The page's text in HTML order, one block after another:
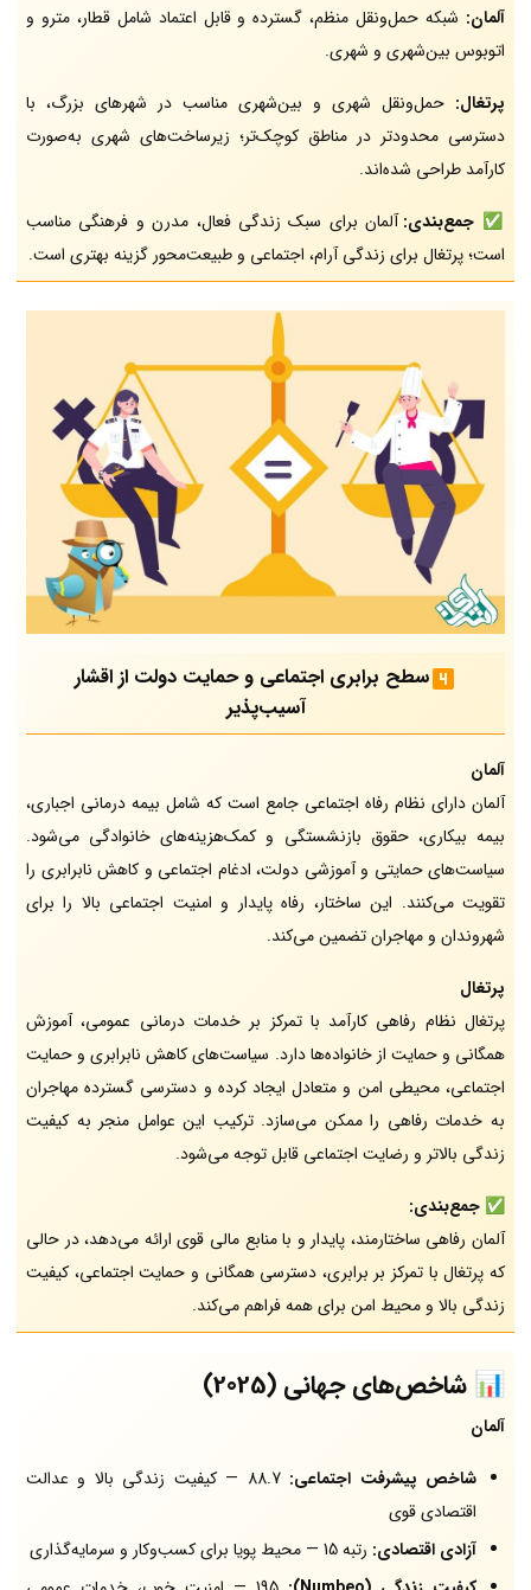
آلمان: شبکه حمل‌ونقل منظم، گسترده و قابل اعتماد شامل قطار، مترو و
اتوبوس بین‌شهری و شهری.
پرتغال: حمل‌ونقل شهری و بین‌شهری مناسب در شهرهای بزرگ، با
دسترسی محدودتر در مناطق کوچک‌تر؛ زیرساخت‌های شهری به‌صورت
کارآمد طراحی شده‌اند.
✅ جمع‌بندی:آلمان برای سبک زندگی فعال، مدرن و فرهنگی مناسب
است؛ پرتغال برای زندگی آرام، اجتماعی و طبیعت‌محور گزینه بهتری است.
سطح برابری اجتماعی و حمایت دولت از اقشار
آسیب‌پذیر
آلمان
آلمان دارای نظام رفاه اجتماعی جامع است که شامل بیمه درمانی اجباری،
بیمه بیکاری، حقوق بازنشستگی و کمک‌هزینه‌های خانوادگی می‌شود.
سیاست‌های حمایتی و آموزشی دولت، ادغام اجتماعی و کاهش نابرابری را
تقویت می‌کنند. این ساختار، رفاه پایدار و امنیت اجتماعی بالا را برای
شهروندان و مهاجران تضمین می‌کند.
پرتغال
پرتغال نظام رفاهی کارآمد با تمرکز بر خدمات درمانی عمومی، آموزش
همگانی و حمایت از خانواده‌ها دارد. سیاست‌های کاهش نابرابری و حمایت
اجتماعی، محیطی امن و متعادل ایجاد کرده و دسترسی گسترده مهاجران
به خدمات رفاهی را ممکن می‌سازد. ترکیب این عوامل منجر به کیفیت
زندگی بالاتر و رضایت اجتماعی قابل توجه می‌شود.
✅ جمع‌بندی:
آلمان رفاهی ساختارمند، پایدار و با منابع مالی قوی ارائه می‌دهد، در حالی
که پرتغال با تمرکز بر برابری، دسترسی همگانی و حمایت اجتماعی، کیفیت
زندگی بالا و محیط امن برای همه فراهم می‌کند.
📊 شاخص‌های جهانی (2025)
آلمان
شاخص پیشرفت اجتماعی:
88.7 — کیفیت زندگی بالا و عدالت
اقتصادی قوی
آزادی اقتصادی: رتبه 15 — محیط پویا برای کسب‌وکار و سرمایه‌گذاری